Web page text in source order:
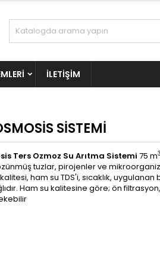
İLETIŞIM
SİSTEMİ
Ters Ozmoz Su Arıtma Sistemi 75 m3
tuzlar, pirojenler ve
ham su TDS'i, sıcaklık, uygulanan
Ham su kalitesine göre; ön